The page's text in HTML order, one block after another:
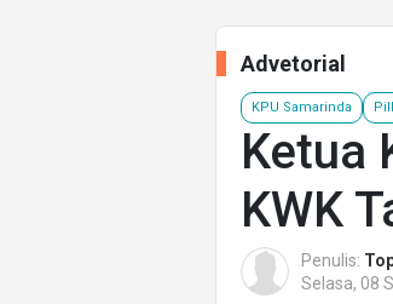
Advetorial
KPU Samarinda
Ketua
KWK
Penulis:
Selasa, 08